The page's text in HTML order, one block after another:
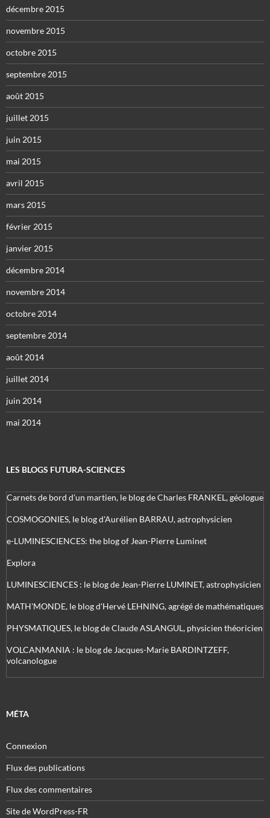
décembre 2015
novembre 2015
octobre 2015
septembre 2015
août 2015
juillet 2015
juin 2015
mai 2015
avril 2015
mars 2015
février 2015
janvier 2015
décembre 2014
novembre 2014
octobre 2014
septembre 2014
août 2014
juillet 2014
juin 2014
mai 2014
LES BLOGS FUTURA-SCIENCES
Carnets de bord d’un martien, le blog de Charles FRANKEL, géologue
COSMOGONIES, le blog d'Aurélien BARRAU, astrophysicien
e-LUMINESCIENCES: the blog of Jean-Pierre Luminet
Explora
LUMINESCIENCES : le blog de Jean-Pierre LUMINET, astrophysicien
MATH'MONDE, le blog d'Hervé LEHNING, agrégé de mathématiques
PHYSMATIQUES, le blog de Claude ASLANGUL, physicien théoricien
VOLCANMANIA : le blog de Jacques-Marie BARDINTZEFF,
volcanologue
MÉTA
Connexion
Flux des publications
Flux des commentaires
Site de WordPress-FR